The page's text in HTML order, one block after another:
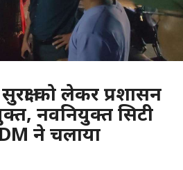
को लेकर प्रशासन
नवनियुक्त सिटी
ने चलाया